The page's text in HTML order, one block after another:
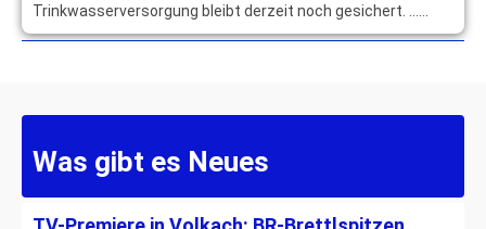
Trinkwasserversorgung bleibt derzeit noch gesichert. …
mehr
Was gibt es Neues